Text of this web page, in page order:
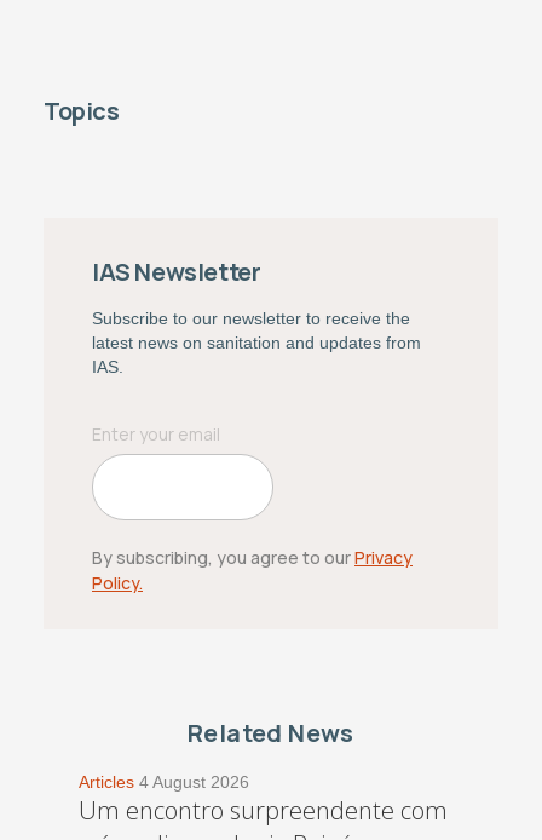
Topics
IAS Newsletter
Subscribe to our newsletter to receive the
latest news on sanitation and updates from
IAS.
By subscribing, you agree to ourPrivacy
Policy.
Related News
Articles 4 August 2026
Um encontro surpreendente com